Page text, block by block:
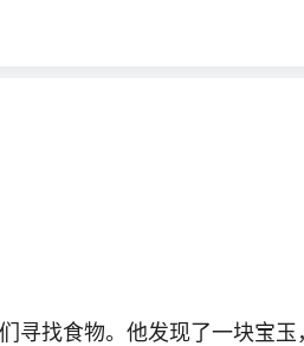
找食物。他发现了一块宝玉